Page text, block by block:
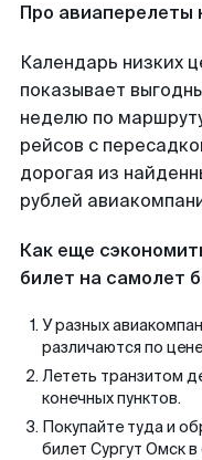
Про авиаперелеты
Календарь низких
показывает
неделю по
рейсов с
дорогая из
рублей
Как еще
билет на самолет
У разных
различаются по
Лететь транзитом
конечных пунктов.
Покупайте туда и
билет Сургут Омск